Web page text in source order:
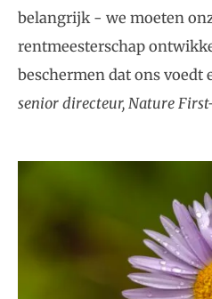
belangrijk - we moeten
rentmeesterschap
beschermen dat ons voedt
senior directeur, Nature